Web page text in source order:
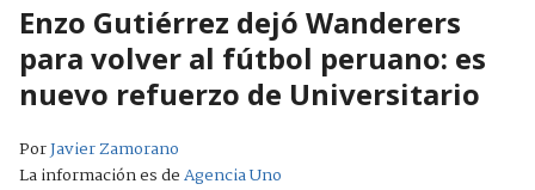
Enzo Gutiérrez dejó Wanderers
para volver al fútbol peruano: es
nuevo refuerzo de Universitario
PorJavier Zamorano
La información es deAgencia Uno